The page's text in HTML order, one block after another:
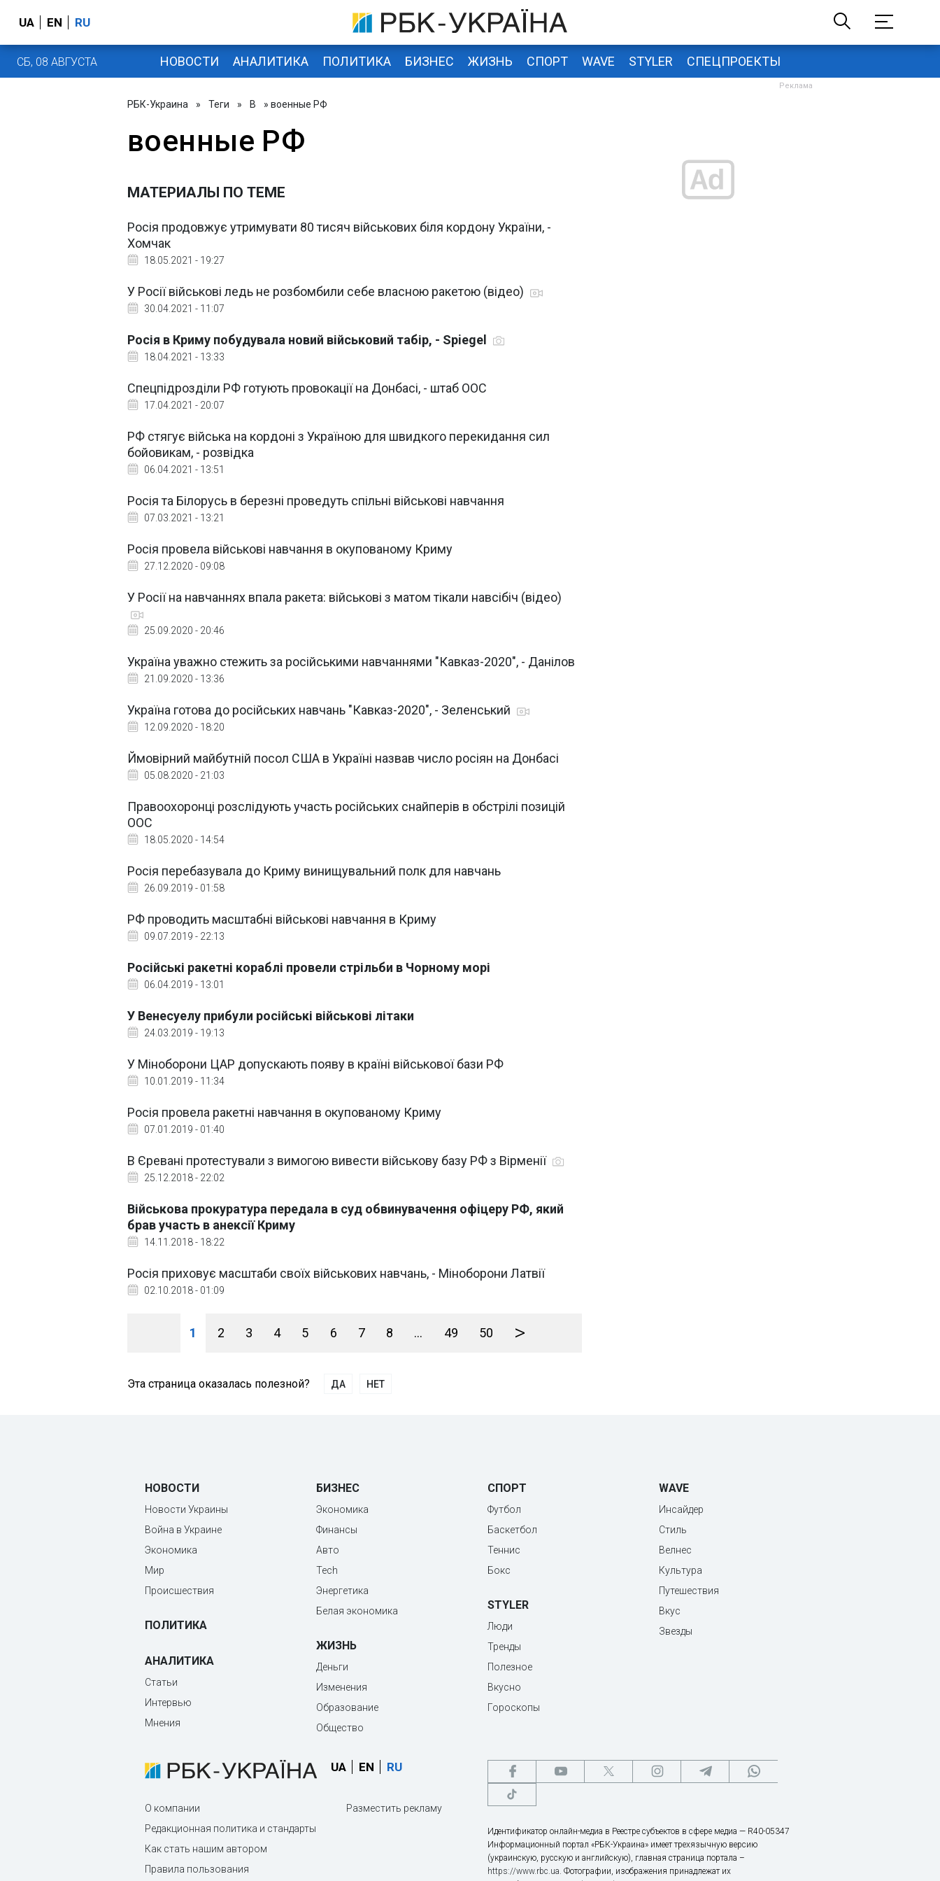
UA EN RU
СБ, 08 АВГУСТА НОВОСТИ АНАЛИТИКА ПОЛИТИКА БИЗНЕС ЖИЗНЬ СПОРТ WAVE STYLER СПЕЦПРОЕКТЫ
РБК-Украина » Теги » В » военные РФ
военные РФ
МАТЕРИАЛЫ ПО ТЕМЕ
Росія продовжує утримувати 80 тисяч військових біля кордону України, -
Хомчак
18.05.2021 - 19:27
У Росії військові ледь не розбомбили себе власною ракетою (відео)
30.04.2021 - 11:07
Росія в Криму побудувала новий військовий табір, - Spiegel
18.04.2021 - 13:33
Спецпідрозділи РФ готують провокації на Донбасі, - штаб ООС
17.04.2021 - 20:07
РФ стягує війська на кордоні з Україною для швидкого перекидання сил
бойовикам, - розвідка
06.04.2021 - 13:51
Росія та Білорусь в березні проведуть спільні військові навчання
07.03.2021 - 13:21
Росія провела військові навчання в окупованому Криму
27.12.2020 - 09:08
У Росії на навчаннях впала ракета: військові з матом тікали навсібіч (відео)
25.09.2020 - 20:46
Україна уважно стежить за російськими навчаннями "Кавказ-2020", - Данілов
21.09.2020 - 13:36
Україна готова до російських навчань "Кавказ-2020", - Зеленський
12.09.2020 - 18:20
Ймовірний майбутній посол США в Україні назвав число росіян на Донбасі
05.08.2020 - 21:03
Правоохоронці розслідують участь російських снайперів в обстрілі позицій
ООС
18.05.2020 - 14:54
Росія перебазувала до Криму винищувальний полк для навчань
26.09.2019 - 01:58
РФ проводить масштабні військові навчання в Криму
09.07.2019 - 22:13
Російські ракетні кораблі провели стрільби в Чорному морі
06.04.2019 - 13:01
У Венесуелу прибули російські військові літаки
24.03.2019 - 19:13
У Міноборони ЦАР допускають появу в країні військової бази РФ
10.01.2019 - 11:34
Росія провела ракетні навчання в окупованому Криму
07.01.2019 - 01:40
В Єревані протестували з вимогою вивести військову базу РФ з Вірменії
25.12.2018 - 22:02
Військова прокуратура передала в суд обвинувачення офіцеру РФ, який
брав участь в анексії Криму
14.11.2018 - 18:22
Росія приховує масштаби своїх військових навчань, - Міноборони Латвії
02.10.2018 - 01:09
1 2 3 4 5 6 7 8 ... 49 50 >
Эта страница оказалась полезной? ДА НЕТ
НОВОСТИ
Новости Украины
Война в Украине
Экономика
Мир
Происшествия
ПОЛИТИКА
АНАЛИТИКА
Статьи
Интервью
Мнения
БИЗНЕС
Экономика
Финансы
Авто
Tech
Энергетика
Белая экономика
ЖИЗНЬ
Деньги
Изменения
Образование
Общество
СПОРТ
Футбол
Баскетбол
Теннис
Бокс
STYLER
Люди
Тренды
Полезное
Вкусно
Гороскопы
WAVE
Инсайдер
Стиль
Велнес
Культура
Путешествия
Вкус
Звезды
UA EN RU
О компании
Редакционная политика и стандарты
Как стать нашим автором
Правила пользования
Разместить рекламу
Идентификатор онлайн-медиа в Реестре субъектов в сфере медиа — R40-05347
Информационный портал «РБК-Украина» имеет трехязычную версию
(украинскую, русскую и английскую), главная страница портала –
https://www.rbc.ua. Фотографии, изображения принадлежат их